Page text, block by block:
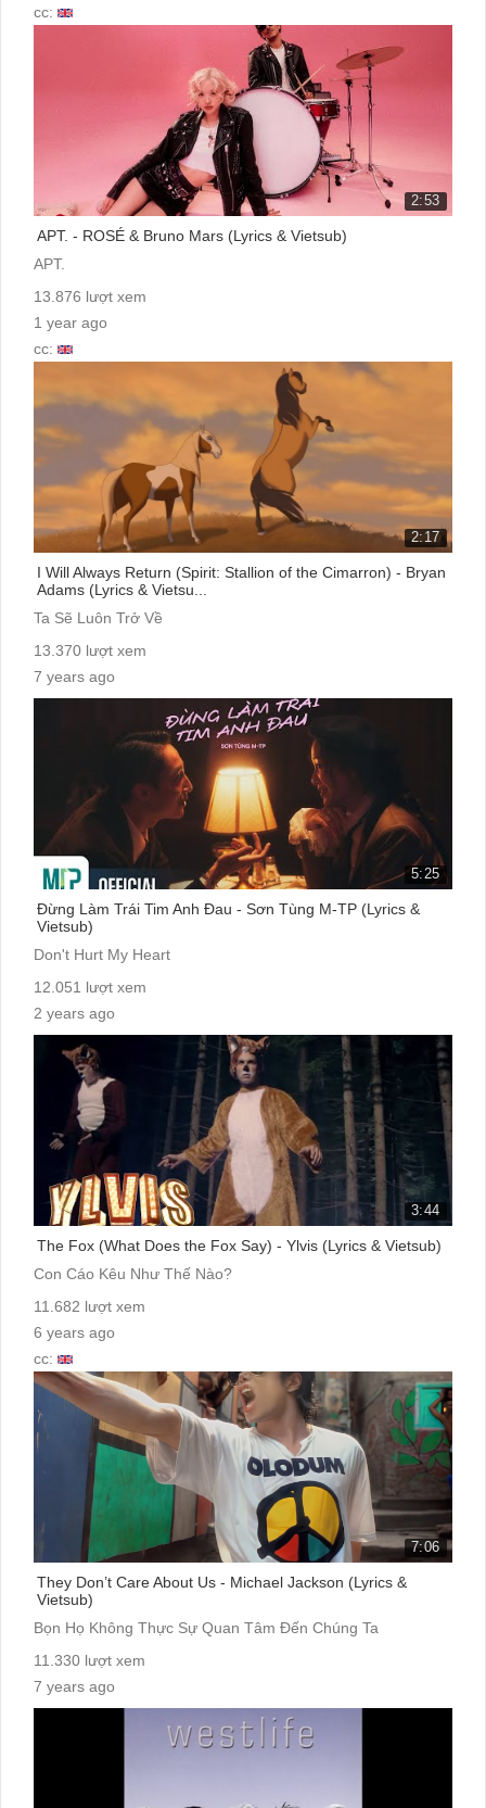
cc:
2:53
APT. - ROSÉ & Bruno Mars (Lyrics & Vietsub)
APT.
13.876 lượt xem
1 year ago
cc:
2:17
I Will Always Return (Spirit: Stallion of the Cimarron) - Bryan
Adams (Lyrics & Vietsu...
Ta Sẽ Luôn Trở Về
13.370 lượt xem
7 years ago
cc:
5:25
Đừng Làm Trái Tim Anh Đau - Sơn Tùng M-TP (Lyrics &
Vietsub)
Don't Hurt My Heart
12.051 lượt xem
2 years ago
cc:
3:44
The Fox (What Does the Fox Say) - Ylvis (Lyrics & Vietsub)
Con Cáo Kêu Như Thế Nào?
11.682 lượt xem
6 years ago
cc:
7:06
They Don’t Care About Us - Michael Jackson (Lyrics &
Vietsub)
Bọn Họ Không Thực Sự Quan Tâm Đến Chúng Ta
11.330 lượt xem
7 years ago
cc: